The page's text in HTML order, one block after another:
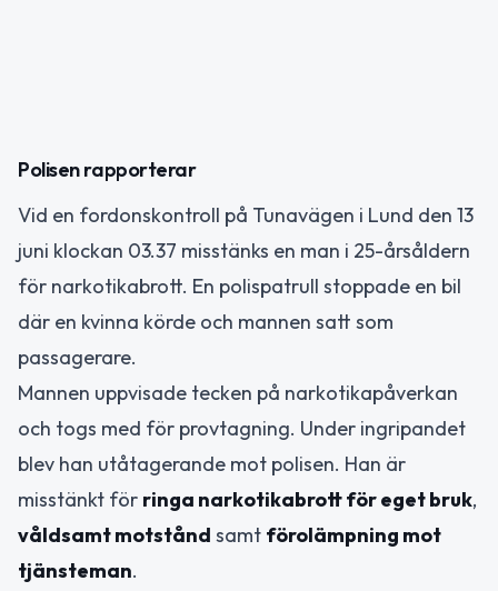
Polisen rapporterar
Vid en fordonskontroll på Tunavägen i Lund den 13
juni klockan 03.37 misstänks en man i 25-årsåldern
för narkotikabrott. En polispatrull stoppade en bil
där en kvinna körde och mannen satt som
passagerare.
Mannen uppvisade tecken på narkotikapåverkan
och togs med för provtagning. Under ingripandet
blev han utåtagerande mot polisen. Han är
misstänkt för ringa narkotikabrott för eget bruk,
våldsamt motstånd samt förolämpning mot
tjänsteman.